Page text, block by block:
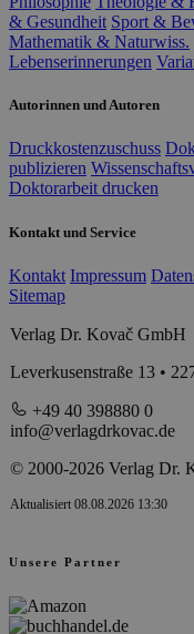
& Gesundheit Sport &
Mathematik & Naturwiss.
Lebenserinnerungen
Autorinnen und Autoren
Druckkostenzuschuss
publizieren
Doktorarbeit drucken
Kontakt und Service
Kontakt Impressum
Sitemap
Verlag Dr. Kovač GmbH
Leverkusenstraße 13 •
+49 40 398880 0
info@verlagdrkovac.de
© 2000-2026 Verlag Dr.
Aktualisiert 08.08.2026 13:30
Unsere Partner